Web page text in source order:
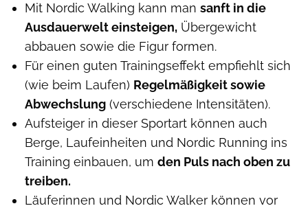
Mit Nordic Walking kann man sanft in die
Ausdauerwelt einsteigen, Übergewicht
abbauen sowie die Figur formen.
Für einen guten Trainingseffekt empfiehlt sich
(wie beim Laufen) Regelmäßigkeit sowie
Abwechslung (verschiedene Intensitäten).
Aufsteiger in dieser Sportart können auch
Berge, Laufeinheiten und Nordic Running ins
Training einbauen, um den Puls nach oben zu
treiben.
Läuferinnen und Nordic Walker können vor